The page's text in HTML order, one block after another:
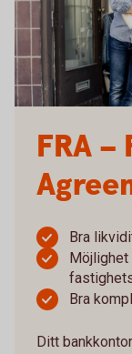
FRA
Bra
Möjlighet
Bra
Ditt